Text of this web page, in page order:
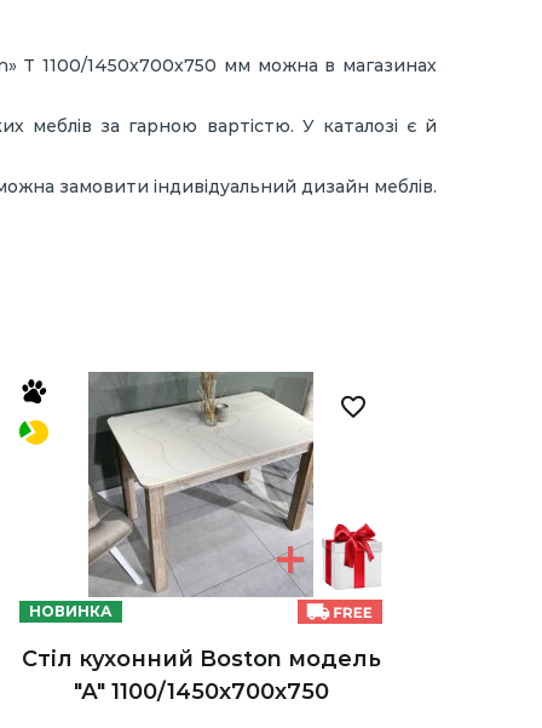
Т 1100/1450х700х750 мм можна в магазинах
меблів за гарною вартістю. У каталозі є й
замовити індивідуальний дизайн меблів.
НОВИНКА
Стіл кухонний Boston модель
"А" 1100/1450х700х750